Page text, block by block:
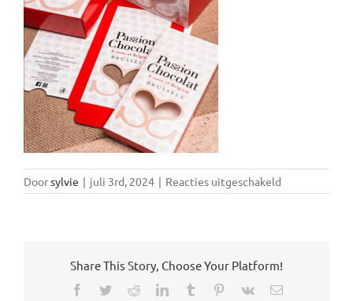
Doorsylvie | juli 3rd, 2024 | Reacties uitgeschakeld
venstering
Share This Story, Choose Your Platform!
Facebook
TwitterRedditLinkedInTumblr Pinterest
Vk
E-